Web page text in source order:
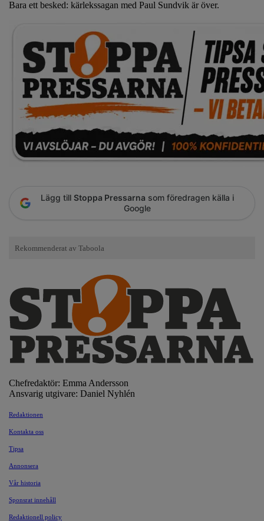
Bara ett besked: kärlekssagan med Paul Sundvik är över.
Lägg till Stoppa Pressarna som föredragen källa i
Google
Chefredaktör: Emma Andersson
Ansvarig utgivare: Daniel Nyhlén
Redaktionen
Kontakta oss
Tipsa
Annonsera
Vår historia
Sponsrat innehåll
Redaktionell policy